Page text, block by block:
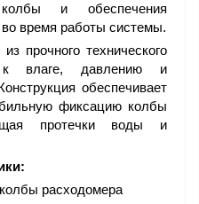
и обеспечения
во время работы системы.
прочного технического
к влаге, давлению и
обеспечивает
фиксацию колбы
протечки воды и
расходомера